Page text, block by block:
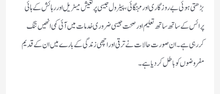
بڑھتی ہوئی بے روزگاری اور مہنگائی ،پیٹرول جیسی پر تعیش میٹریل اور رہائش کے ہائی
پرائس کے ساتھ ساتھ تعلیم اور صحت جیسی ضروری خدمات میں آئی کمی انھیں تنگ
کررہی ہے۔ان صورت حالات نے ترقی اور اچھی زندگی کے بارے میں ان کے قدیم
مفروضوں کو باطل کردیا ہے۔